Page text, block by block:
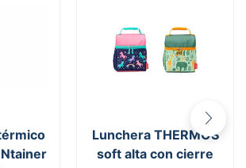
Lunchera THERMOS
soft alta con cierre